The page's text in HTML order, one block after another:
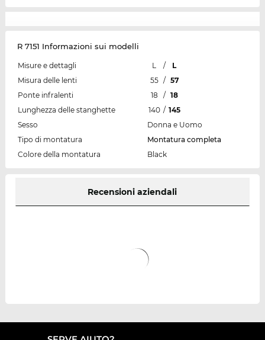
R 7151 Informazioni sui modelli
Misure e dettagli L /
L
Misura delle lenti
55 / 57
Ponte infralenti
18 / 18
Lunghezza delle stanghette
140 / 145
Sesso
Donna e Uomo
Tipo di montatura
Montatura completa
Colore della montatura
Black
Recensioni aziendali